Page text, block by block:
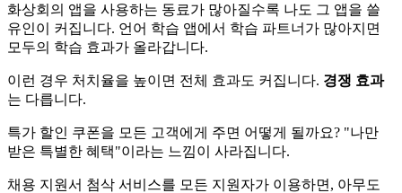
화상회의 앱을 사용하는 동료가 많아질수록 나도 그 앱을 쓸
유인이 커집니다. 언어 학습 앱에서 학습 파트너가 많아지면
모두의 학습 효과가 올라갑니다.
이런 경우 처치율을 높이면 전체 효과도 커집니다. 경쟁 효과
는 다릅니다.
특가 할인 쿠폰을 모든 고객에게 주면 어떻게 될까요? "나만
받은 특별한 혜택"이라는 느낌이 사라집니다.
채용 지원서 첨삭 서비스를 모든 지원자가 이용하면, 아무도